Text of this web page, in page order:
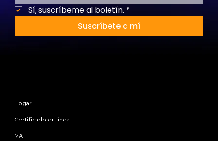
Sí, suscríbeme al boletín. *
Suscríbete a mí
Hogar
Certificado en línea
MA